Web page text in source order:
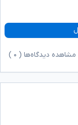
مشاهده دیدگاه‌ها ( ۰